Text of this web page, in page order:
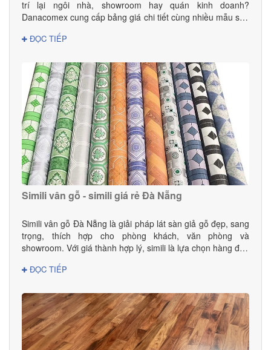
trí lại ngôi nhà, showroom hay quán kinh doanh?
Danacomex cung cấp bảng giá chi tiết cùng nhiều mẫu sản
ĐỌC TIẾP
Simili vân gỗ - simili giá rẻ Đà Nẵng
Simili vân gỗ Đà Nẵng là giải pháp lát sàn giả gỗ đẹp, sang
trọng, thích hợp cho phòng khách, văn phòng và
showroom. Với giá thành hợp lý, simili là lựa chọn hàng đầu
ĐỌC TIẾP